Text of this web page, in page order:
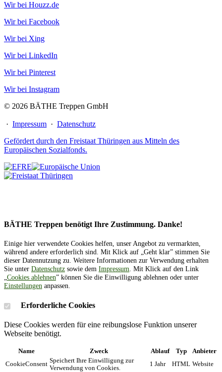
Wir bei Houzz.de
Wir bei Facebook
Wir bei Xing
Wir bei LinkedIn
Wir bei Pinterest
Wir bei Instagram
© 2026 BÄTHE Treppen GmbH
· Impressum · Datenschutz
Gefördert durch den Freistaat Thüringen aus Mitteln des
Europäischen Sozialfonds.
BÄTHE Treppen benötigt Ihre Zustimmung. Danke!
Einige hier verwendete Cookies helfen, unser Angebot zu vermarkten,
während andere erforderlich sind. Mit Klick auf „Geht klar” stimmen Sie
dieser Datennutzung zu. Weitere Informationen zur Verwendung erhalten
Sie unter Datenschutz sowie dem Impressum. Mit Klick auf den Link
„Cookies ablehnen” können Sie die Einwilligung ablehnen oder unter
Einstellungen anpassen.
Erforderliche Cookies
Diese Cookies werden für eine reibungslose Funktion unserer
Webseite benötigt.
Name Zweck Ablauf Typ
Anbieter
CookieConsent Speichert Ihre Einwilligung zur
Verwendung von Cookies.
1 Jahr HTML Website